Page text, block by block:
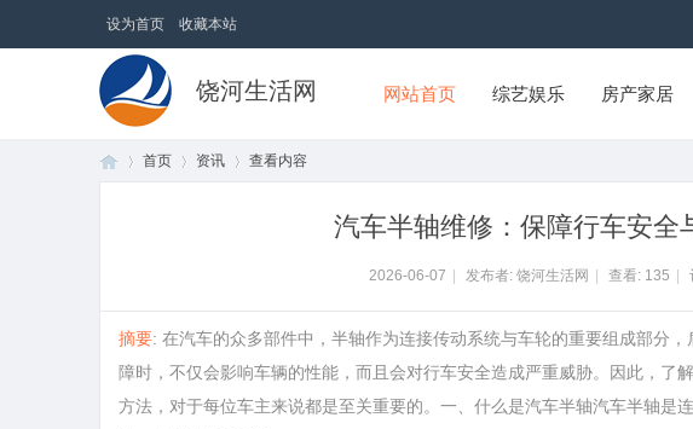
设为首页 收藏本站
饶河生活网 网站首页 综艺娱乐 房产家居
首页 资讯 查看内容
汽车半轴维修：保障行车安全
2026-06-07 发布者: 饶河生活网 查看: 135
摘要: 在汽车的众多部件中，半轴作为连接传动系统与车轮的重要组成部分
障时，不仅会影响车辆的性能，而且会对行车安全造成严重威胁。因此，了
方法，对于每位车主来说都是至关重要的。一、什么是汽车半轴汽车半轴是